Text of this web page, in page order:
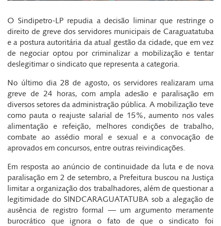
O Sindipetro-LP repudia a decisão liminar que restringe o
direito de greve dos servidores municipais de Caraguatatuba
e a postura autoritária da atual gestão da cidade, que em vez
de negociar optou por criminalizar a mobilização e tentar
deslegitimar o sindicato que representa a categoria.
No último dia 28 de agosto, os servidores realizaram uma
greve de 24 horas, com ampla adesão e paralisação em
diversos setores da administração pública. A mobilização teve
como pauta o reajuste salarial de 15%, aumento nos vales
alimentação e refeição, melhores condições de trabalho,
combate ao assédio moral e sexual e a convocação de
aprovados em concursos, entre outras reivindicações.
Em resposta ao anúncio de continuidade da luta e de nova
paralisação em 2 de setembro, a Prefeitura buscou na Justiça
limitar a organização dos trabalhadores, além de questionar a
legitimidade do SINDCARAGUATATUBA sob a alegação de
ausência de registro formal — um argumento meramente
burocrático que ignora o fato de que o sindicato foi